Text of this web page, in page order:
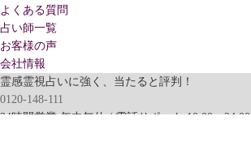
よくある質問
占い師一覧
お客様の声
会社情報
霊感霊視占いに強く、当たると評判！
0120-148-111
24時間営業 年中無休 / 電話サポート 10:00～24:00